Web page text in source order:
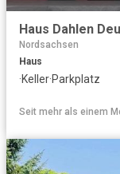
Haus Dahlen
Nordsachsen
Haus
·Keller·Parkplatz
Seit mehr als einem